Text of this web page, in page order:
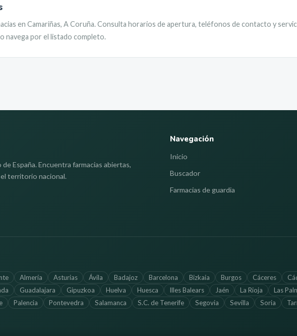
en Camariñas, A Coruña. Consulta horarios de apertura, teléfonos de contacto y
navega por el listado completo.
España. Encuentra farmacias abiertas,
territorio nacional.
Navegación
Inicio
Buscador
Farmacias de guardia
Almería Asturias Ávila Badajoz Barcelona Bizkaia Burgos Cáceres
Guadalajara Gipuzkoa Huelva Huesca Illes Balears Jaén La Rioja Las
Palencia Pontevedra Salamanca S.C. de Tenerife Segovia Sevilla Soria